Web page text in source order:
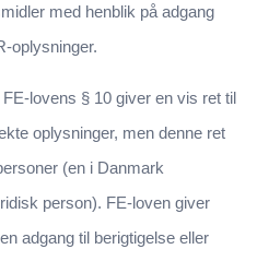
med henblik på adgang
oplysninger.
lovens § 10 giver en vis ret til
oplysninger, men denne ret
(en i Danmark
person). FE-loven giver
adgang til berigtigelse eller